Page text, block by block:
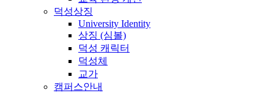
덕성상징
University Identity
상징 (심볼)
덕성 캐릭터
덕성체
교가
캠퍼스안내